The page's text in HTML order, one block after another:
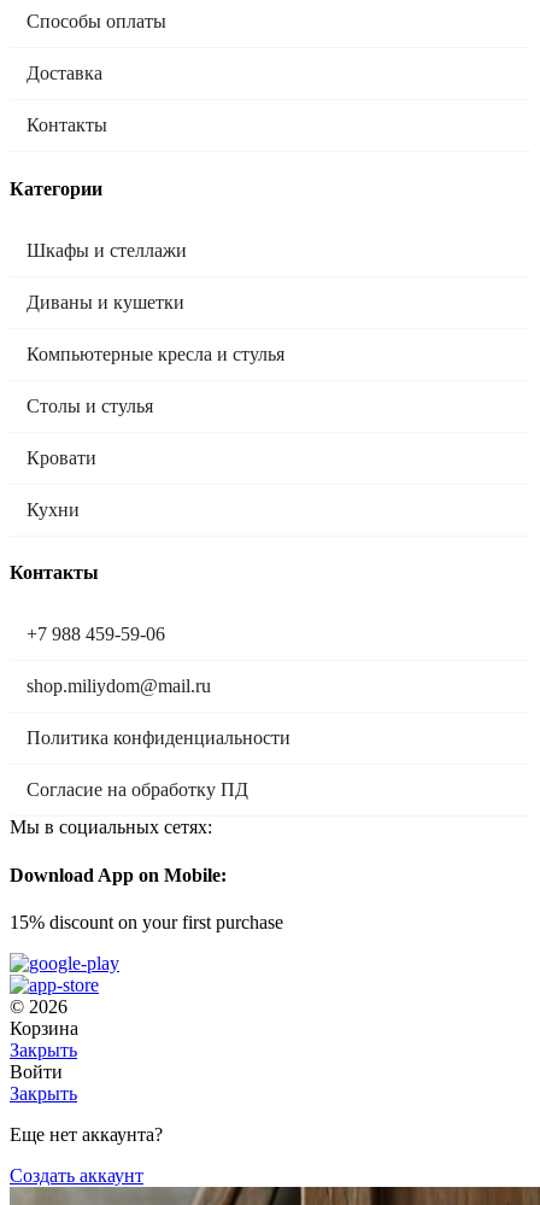
Способы оплаты
Доставка
Контакты
Категории
Шкафы и стеллажи
Диваны и кушетки
Компьютерные кресла и стулья
Столы и стулья
Кровати
Кухни
Контакты
+7 988 459-59-06
shop.miliydom@mail.ru
Политика конфиденциальности
Согласие на обработку ПД
Мы в социальных сетях:
Download App on Mobile:
15% discount on your first purchase
© 2026
Корзина
Закрыть
Войти
Закрыть
Еще нет аккаунта?
Создать аккаунт